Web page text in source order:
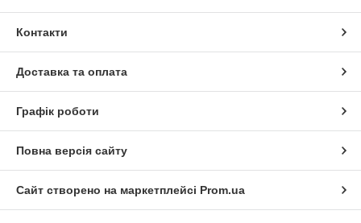
Контакти
Доставка та оплата
Графік роботи
Повна версія сайту
Сайт створено на маркетплейсі Prom.ua